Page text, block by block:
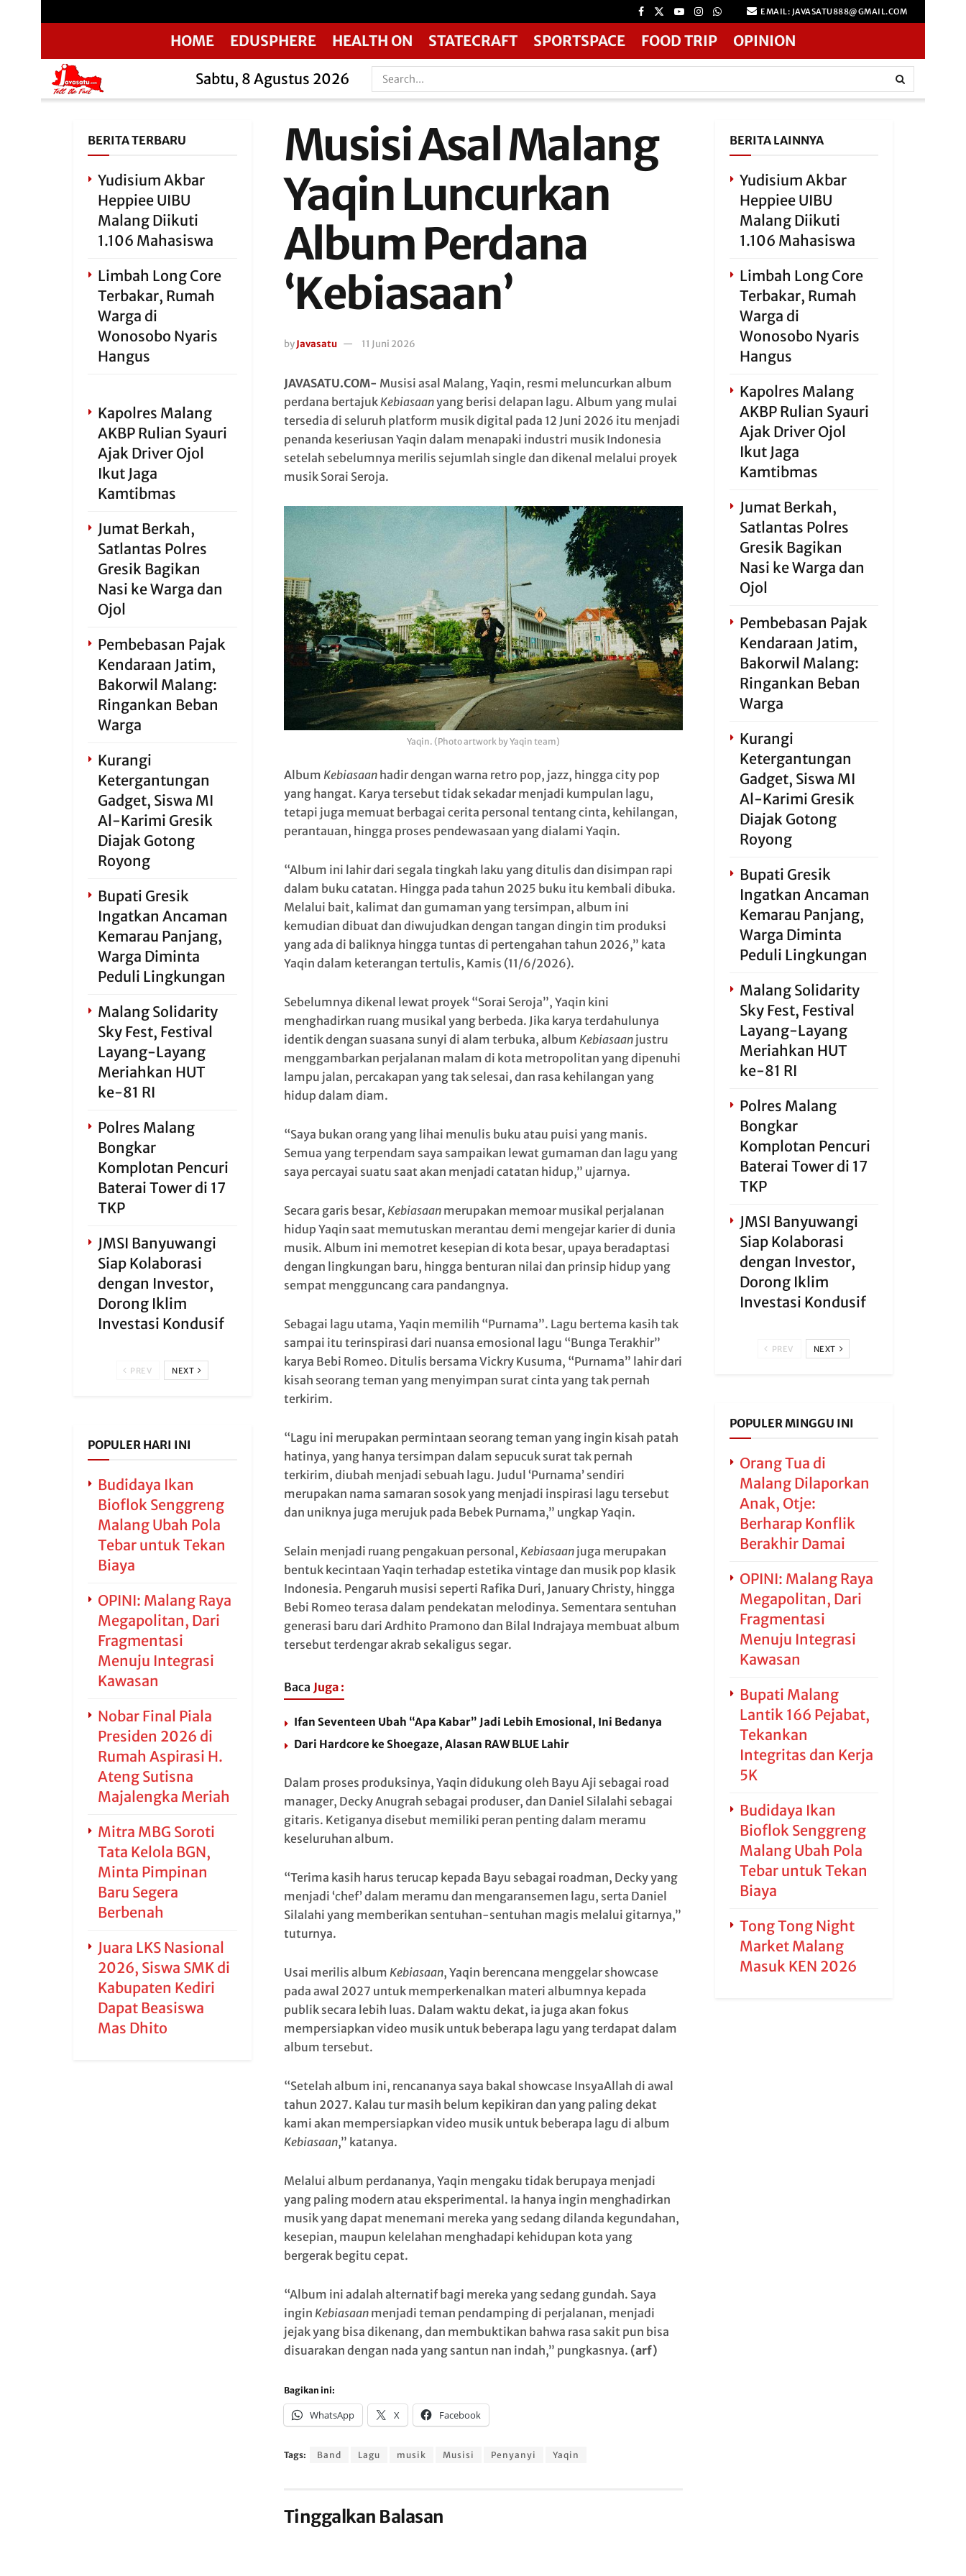
EMAIL: JAVASATU888@GMAIL.COM
HOME EDUSPHERE HEALTH ON STATECRAFT SPORTSPACE FOOD TRIP OPINION
Sabtu, 8 Agustus 2026
Musisi Asal Malang
Yaqin Luncurkan
Album Perdana
‘Kebiasaan’
by Javasatu 11 Juni 2026
JAVASATU.COM- Musisi asal Malang, Yaqin, resmi meluncurkan album
perdana bertajukKebiasaanyang berisi delapan lagu. Album yang mulai
tersedia di seluruh platform musik digital pada 12 Juni 2026 itu menjadi
penanda keseriusan Yaqin dalam menapaki industri musik Indonesia
setelah sebelumnya merilis sejumlah single dan dikenal melalui proyek
musik Sorai Seroja.
Yaqin. (Photo artwork by Yaqin team)
Album Kebiasaanhadir dengan warna retro pop, jazz, hingga city pop
yang hangat. Karya tersebut tidak sekadar menjadi kumpulan lagu,
tetapi juga memuat berbagai cerita personal tentang cinta, kehilangan,
perantauan, hingga proses pendewasaan yang dialami Yaqin.
“Album ini lahir dari segala tingkah laku yang ditulis dan disimpan rapi
dalam buku catatan. Hingga pada tahun 2025 buku itu kembali dibuka.
Melalui bait, kalimat dan gumaman yang tersimpan, album ini
kemudian dibuat dan diwujudkan dengan tangan dingin tim produksi
yang ada di baliknya hingga tuntas di pertengahan tahun 2026,” kata
Yaqin dalam keterangan tertulis, Kamis (11/6/2026).
Sebelumnya dikenal lewat proyek “Sorai Seroja”, Yaqin kini
menghadirkan ruang musikal yang berbeda. Jika karya terdahulunya
identik dengan suasana sunyi di alam terbuka, album Kebiasaanjustru
menggambarkan perjalanan malam di kota metropolitan yang dipenuhi
lampu jalan, percakapan yang tak selesai, dan rasa kehilangan yang
hidup dalam diam.
“Saya bukan orang yang lihai menulis buku atau puisi yang manis.
Semua yang terpendam saya sampaikan lewat gumaman dan lagu yang
saya percayai suatu saat akan menjadi catatan hidup,” ujarnya.
Secara garis besar, Kebiasaanmerupakan memoar musikal perjalanan
hidup Yaqin saat memutuskan merantau demi mengejar karier di dunia
musik. Album ini memotret kesepian di kota besar, upaya beradaptasi
dengan lingkungan baru, hingga benturan nilai dan prinsip hidup yang
sempat mengguncang cara pandangnya.
Sebagai lagu utama, Yaqin memilih “Purnama”. Lagu bertema kasih tak
sampai itu terinspirasi dari nuansa emosional lagu “Bunga Terakhir”
karya Bebi Romeo. Ditulis bersama Vickry Kusuma, “Purnama” lahir dari
kisah seorang teman yang menyimpan surat cinta yang tak pernah
terkirim.
“Lagu ini merupakan permintaan seorang teman yang ingin kisah patah
hatinya, yang hanya tersimpan dalam sepucuk surat tak pernah
terkirim, diubah menjadi sebuah lagu. Judul ‘Purnama’ sendiri
merupakan nama samaran sosok yang menjadi inspirasi lagu tersebut
dan uniknya juga merujuk pada Bebek Purnama,” ungkap Yaqin.
Selain menjadi ruang pengakuan personal, Kebiasaanjuga merupakan
bentuk kecintaan Yaqin terhadap estetika vintage dan musik pop klasik
Indonesia. Pengaruh musisi seperti Rafika Duri, January Christy, hingga
Bebi Romeo terasa dalam pendekatan melodinya. Sementara sentuhan
generasi baru dari Ardhito Pramono dan Bilal Indrajaya membuat album
tersebut terdengar akrab sekaligus segar.
Baca Juga :
Ifan Seventeen Ubah “Apa Kabar” Jadi Lebih Emosional, Ini Bedanya
Dari Hardcore ke Shoegaze, Alasan RAW BLUE Lahir
Dalam proses produksinya, Yaqin didukung oleh Bayu Aji sebagai road
manager, Decky Anugrah sebagai produser, dan Daniel Silalahi sebagai
gitaris. Ketiganya disebut memiliki peran penting dalam meramu
keseluruhan album.
“Terima kasih harus terucap kepada Bayu sebagai roadman, Decky yang
menjadi ‘chef’ dalam meramu dan mengaransemen lagu, serta Daniel
Silalahi yang memberikan sentuhan-sentuhan magis melalui gitarnya,”
tuturnya.
Usai merilis album Kebiasaan, Yaqin berencana menggelar showcase
pada awal 2027 untuk memperkenalkan materi albumnya kepada
publik secara lebih luas. Dalam waktu dekat, ia juga akan fokus
mempersiapkan video musik untuk beberapa lagu yang terdapat dalam
album tersebut.
“Setelah album ini, rencananya saya bakal showcase InsyaAllah di awal
tahun 2027. Kalau tur masih belum kepikiran dan yang paling dekat
kami akan mempersiapkan video musik untuk beberapa lagu di album
Kebiasaan,” katanya.
Melalui album perdananya, Yaqin mengaku tidak berupaya menjadi
yang paling modern atau eksperimental. Ia hanya ingin menghadirkan
musik yang dapat menemani mereka yang sedang dilanda kegundahan,
kesepian, maupun kelelahan menghadapi kehidupan kota yang
bergerak begitu cepat.
“Album ini adalah alternatif bagi mereka yang sedang gundah. Saya
ingin Kebiasaanmenjadi teman pendamping di perjalanan, menjadi
jejak yang bisa dikenang, dan membuktikan bahwa rasa sakit pun bisa
disuarakan dengan nada yang santun nan indah,” pungkasnya. (arf)
Bagikan ini:
WhatsApp X Facebook
Tags: Band Lagu musik Musisi Penyanyi Yaqin
Tinggalkan Balasan
BERITA TERBARU
Yudisium Akbar
Heppiee UIBU
Malang Diikuti
1.106 Mahasiswa
Limbah Long Core
Terbakar, Rumah
Warga di
Wonosobo Nyaris
Hangus
Kapolres Malang
AKBP Rulian Syauri
Ajak Driver Ojol
Ikut Jaga
Kamtibmas
Jumat Berkah,
Satlantas Polres
Gresik Bagikan
Nasi ke Warga dan
Ojol
Pembebasan Pajak
Kendaraan Jatim,
Bakorwil Malang:
Ringankan Beban
Warga
Kurangi
Ketergantungan
Gadget, Siswa MI
Al-Karimi Gresik
Diajak Gotong
Royong
Bupati Gresik
Ingatkan Ancaman
Kemarau Panjang,
Warga Diminta
Peduli Lingkungan
Malang Solidarity
Sky Fest, Festival
Layang-Layang
Meriahkan HUT
ke-81 RI
Polres Malang
Bongkar
Komplotan Pencuri
Baterai Tower di 17
TKP
JMSI Banyuwangi
Siap Kolaborasi
dengan Investor,
Dorong Iklim
Investasi Kondusif
PREV NEXT
POPULER HARI INI
Budidaya Ikan
Bioflok Senggreng
Malang Ubah Pola
Tebar untuk Tekan
Biaya
OPINI: Malang Raya
Megapolitan, Dari
Fragmentasi
Menuju Integrasi
Kawasan
Nobar Final Piala
Presiden 2026 di
Rumah Aspirasi H.
Ateng Sutisna
Majalengka Meriah
Mitra MBG Soroti
Tata Kelola BGN,
Minta Pimpinan
Baru Segera
Berbenah
Juara LKS Nasional
2026, Siswa SMK di
Kabupaten Kediri
Dapat Beasiswa
Mas Dhito
BERITA LAINNYA
Yudisium Akbar
Heppiee UIBU
Malang Diikuti
1.106 Mahasiswa
Limbah Long Core
Terbakar, Rumah
Warga di
Wonosobo Nyaris
Hangus
Kapolres Malang
AKBP Rulian Syauri
Ajak Driver Ojol
Ikut Jaga
Kamtibmas
Jumat Berkah,
Satlantas Polres
Gresik Bagikan
Nasi ke Warga dan
Ojol
Pembebasan Pajak
Kendaraan Jatim,
Bakorwil Malang:
Ringankan Beban
Warga
Kurangi
Ketergantungan
Gadget, Siswa MI
Al-Karimi Gresik
Diajak Gotong
Royong
Bupati Gresik
Ingatkan Ancaman
Kemarau Panjang,
Warga Diminta
Peduli Lingkungan
Malang Solidarity
Sky Fest, Festival
Layang-Layang
Meriahkan HUT
ke-81 RI
Polres Malang
Bongkar
Komplotan Pencuri
Baterai Tower di 17
TKP
JMSI Banyuwangi
Siap Kolaborasi
dengan Investor,
Dorong Iklim
Investasi Kondusif
PREV NEXT
POPULER MINGGU INI
Orang Tua di
Malang Dilaporkan
Anak, Otje:
Berharap Konflik
Berakhir Damai
OPINI: Malang Raya
Megapolitan, Dari
Fragmentasi
Menuju Integrasi
Kawasan
Bupati Malang
Lantik 166 Pejabat,
Tekankan
Integritas dan Kerja
5K
Budidaya Ikan
Bioflok Senggreng
Malang Ubah Pola
Tebar untuk Tekan
Biaya
Tong Tong Night
Market Malang
Masuk KEN 2026